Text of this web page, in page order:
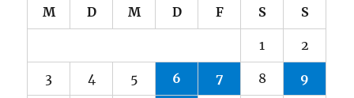
M D M D F S S
1 2
3 4 5 6 7 8 9